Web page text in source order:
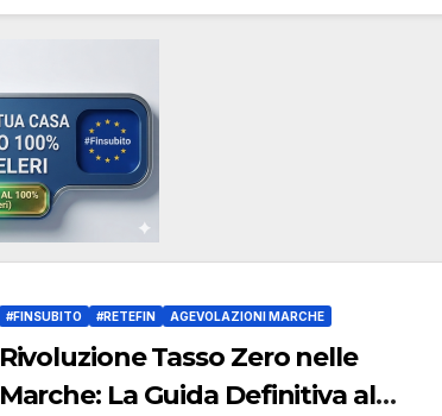
#FINSUBITO #RETEFIN AGEVOLAZIONI MARCHE
Rivoluzione Tasso Zero nelle
Marche: La Guida Definitiva al